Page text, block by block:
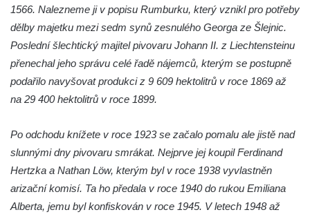
1566. Nalezneme ji v popisu Rumburku, který vznikl pro potřeby
dělby majetku mezi sedm synů zesnulého Georga ze Šlejnic.
Poslední šlechtický majitel pivovaru Johann II. z Liechtensteinu
přenechal jeho správu celé řadě nájemců, kterým se postupně
podařilo navyšovat produkci z 9 609 hektolitrů v roce 1869 až
na 29 400 hektolitrů v roce 1899.
Po odchodu knížete v roce 1923 se začalo pomalu ale jistě nad
slunnými dny pivovaru smrákat. Nejprve jej koupil Ferdinand
Hertzka a Nathan Löw, kterým byl v roce 1938 vyvlastněn
arizační komisí. Ta ho předala v roce 1940 do rukou Emiliana
Alberta, jemu byl konfiskován v roce 1945. V letech 1948 až